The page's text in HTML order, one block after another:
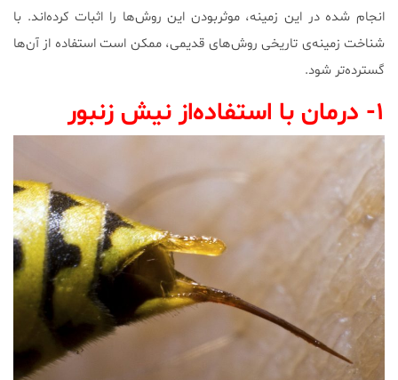
انجام شده در این زمینه، موثربودن این روش‌ها را اثبات کرده‌اند. با
شناخت زمینه‌ی تاریخی روش‌های قدیمی، ممکن است استفاده‌ از آن‌ها
گسترده‌تر شود.
۱- درمان با استفاده‌از نیش زنبور